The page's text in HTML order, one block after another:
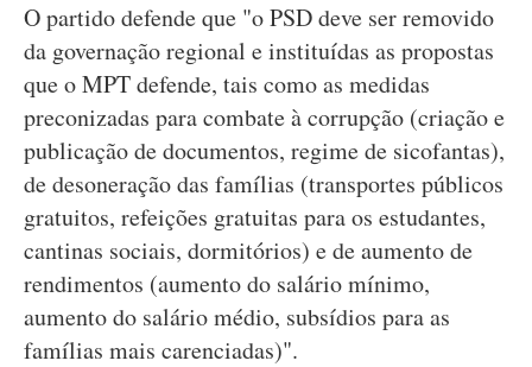
O partido defende que "o PSD deve ser removido
da governação regional e instituídas as propostas
que o MPT defende, tais como as medidas
preconizadas para combate à corrupção (criação e
publicação de documentos, regime de sicofantas),
de desoneração das famílias (transportes públicos
gratuitos, refeições gratuitas para os estudantes,
cantinas sociais, dormitórios) e de aumento de
rendimentos (aumento do salário mínimo,
aumento do salário médio, subsídios para as
famílias mais carenciadas)".